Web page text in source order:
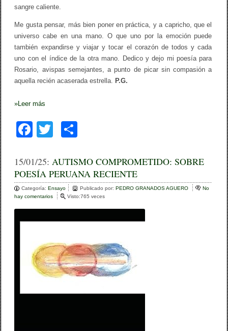
sangre caliente.
Me gusta pensar, más bien poner en práctica, y a capricho, que el
universo cabe en una mano. O que uno por la emoción puede
también expandirse y viajar y tocar el corazón de todos y cada
uno con el índice de la otra mano. Dedico y dejo mi poesía para
Rosario, avispas semejantes, a punto de picar sin compasión a
aquella recién acaserada estrella.
P.G.
» Leer más
F
c
e
b
o
o
k
tt
er
m
p
ar
tir
15/01/25:AUTISMO COMPROMETIDO: SOBRE
POESÍA PERUANA RECIENTE
Categoría:Ensayo Publicado por:PEDRO GRANADOS AGUERO
No
hay comentarios
U
S
O
C
O
P
Visto:765 veces